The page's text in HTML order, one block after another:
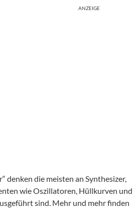
ANZEIGE
denken die meisten an Synthesizer,
wie Oszillatoren, Hüllkurven und
sind. Mehr und mehr finden